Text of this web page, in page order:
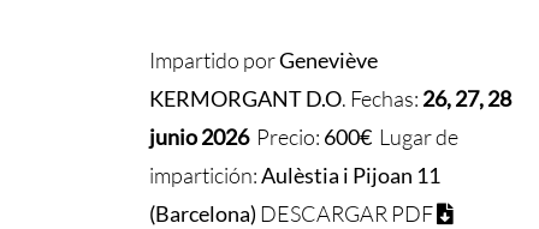
Impartido porGeneviève
KERMORGANT D.O. Fechas: 26, 27, 28
junio 2026 Precio: 600€ Lugar de
impartición:Aulèstia i Pijoan 11
(Barcelona) DESCARGAR PDF